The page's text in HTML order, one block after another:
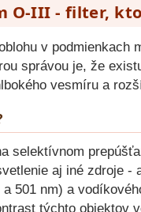
O-III - filter,
v
správou je, že
vesmíru a
selektívnom
aj iné zdroje -
501 nm) a
týchto objektov